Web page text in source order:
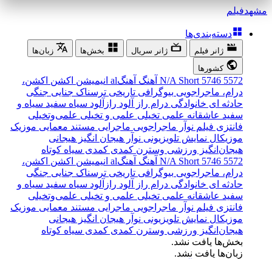
مشهدفیلم
دسته‌بندی‌ها
ژانر فیلم ژانر سریال بخش‌ها
زبان‌ها
کشورها
5572
5746
N/A Short آهنگ آهنگal انیمیشن اکشن اکشن،
درام، ماجراجویی بیوگرافی تاریخی ترسناک جنایی جنگی
حادثه ای خانوادگی درام راز آلود رازآلود سیاه سفید سیاه و
سفید عاشقانه علمی تخیلی علمی و تخیلی علمی‌و‌تخیلی
فانتزی فیلم نوآر ماجراجویی ماجرایی مستند معمایی موزیک
موزیکال نمایش تلویزیونی نوآر هیجان انگیز هیجانی
هیجان‌انگیز ورزشی وسترن کمدی کمدی سیاه کوتاه
5572
5746
N/A Short آهنگ آهنگal انیمیشن اکشن اکشن،
درام، ماجراجویی بیوگرافی تاریخی ترسناک جنایی جنگی
حادثه ای خانوادگی درام راز آلود رازآلود سیاه سفید سیاه و
سفید عاشقانه علمی تخیلی علمی و تخیلی علمی‌و‌تخیلی
فانتزی فیلم نوآر ماجراجویی ماجرایی مستند معمایی موزیک
موزیکال نمایش تلویزیونی نوآر هیجان انگیز هیجانی
هیجان‌انگیز ورزشی وسترن کمدی کمدی سیاه کوتاه
بخش‌ها یافت نشد.
زبان‌ها یافت نشد.